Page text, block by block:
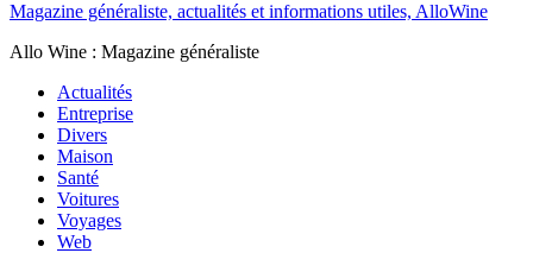
Magazine généraliste, actualités et informations utiles, AlloWine
Allo Wine : Magazine généraliste
Actualités
Entreprise
Divers
Maison
Santé
Voitures
Voyages
Web